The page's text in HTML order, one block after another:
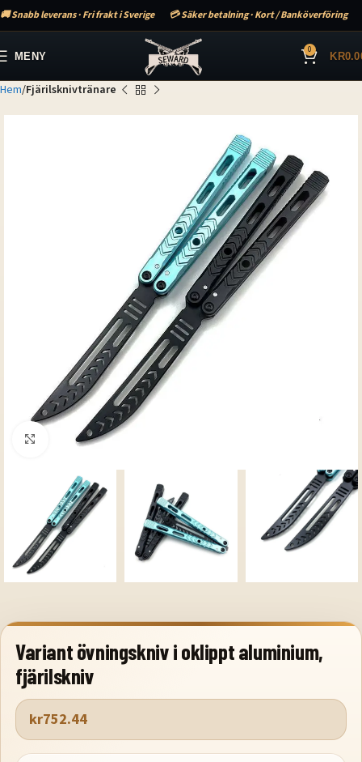
🚚 Snabb leverans · Fri frakt i Sverige 💳 Säker betalning · Kort / Banköverföring
MENY 0 KR
Hem Fjärilsknivtränare
Klicka för att förstora
Variant övningskniv i oklippt aluminium,
fjärilskniv
kr752.44